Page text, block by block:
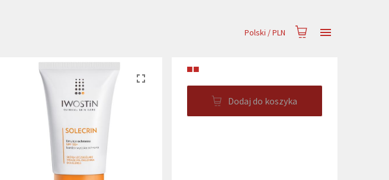
Polski /PLN
■■
Dodaj do koszyka